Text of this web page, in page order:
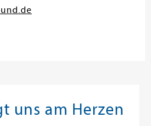
uns am Herzen